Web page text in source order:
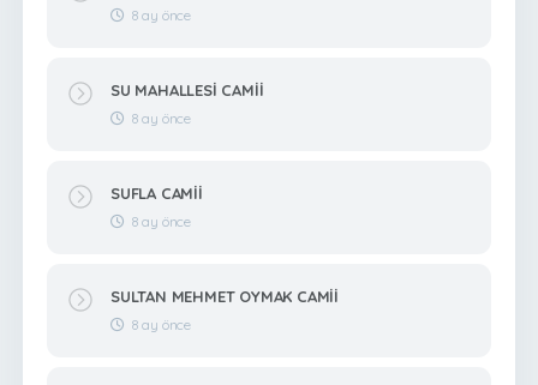
8 ay önce
SU MAHALLESİ CAMİİ
8 ay önce
SUFLA CAMİİ
8 ay önce
SULTAN MEHMET OYMAK CAMİİ
8 ay önce